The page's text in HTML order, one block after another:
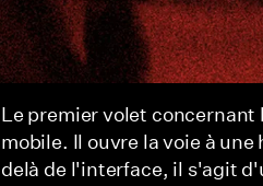
Le premier volet
mobile. Il ouvre la voie à
delà de l'interface, il s'agit